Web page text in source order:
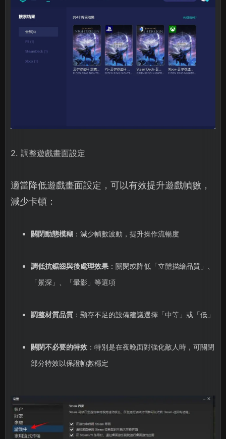
2. 調整遊戲畫面設定
適當降低遊戲畫面設定，可以有效提升遊戲幀數，
減少卡頓：
關閉動態模糊：減少幀數波動，提升操作流暢度
調低抗鋸齒與後處理效果：關閉或降低「立體描繪品質」、
「景深」、「暈影」等選項
調整材質品質：顯存不足的設備建議選擇「中等」或「低」
關閉不必要的特效：特別是在夜晚面對強化敵人時，可關閉
部分特效以保證幀數穩定